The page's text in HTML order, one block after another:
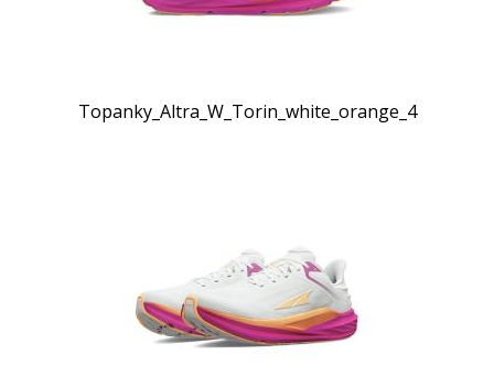
Topanky_Altra_W_Torin_white_orange_4